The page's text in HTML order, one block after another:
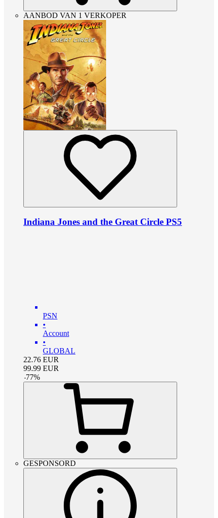
AANBOD VAN 1 VERKOPER
Indiana Jones and the Great Circle PS5
PSN
•
Account
•
GLOBAL
22.76 EUR
99.99 EUR
-77%
GESPONSORD